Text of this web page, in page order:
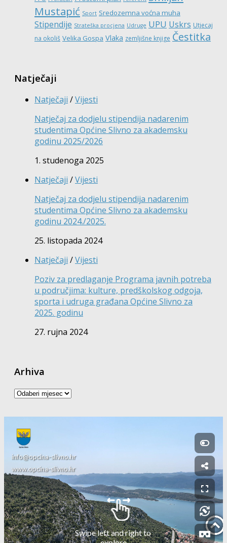
Mustapić Sport Sredozemna voćna muha
Stipendije Strateška procjena Udruge UPU Uskrs Utjecaj
na okoliš Velika Gospa Vlaka zemljišne knjige Čestitka
Natječaji
Natječaji /Vijesti
Natječaj za dodjelu stipendija nadarenim
studentima Općine Slivno za akademsku
godinu 2025/2026
1. studenoga 2025
Natječaji /Vijesti
Natječaj za dodjelu stipendija nadarenim
studentima Općine Slivno za akademsku
godinu 2024./2025.
25. listopada 2024
Natječaji /Vijesti
Poziv za predlaganje Programa javnih potreba
u područjima: kulture, predškolskog odgoja,
sporta i udruga građana Općine Slivno za
2025. godinu
27. rujna 2024
Arhiva
Arhiva